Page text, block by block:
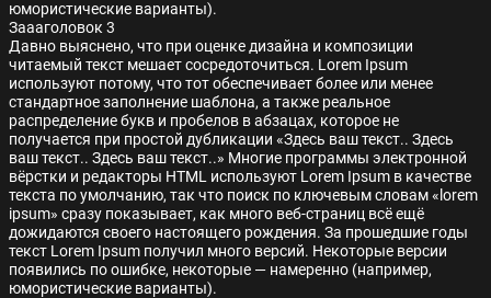
юмористические варианты).
Заааголовок 3
Давно выяснено, что при оценке дизайна и композиции
читаемый текст мешает сосредоточиться. Lorem Ipsum
используют потому, что тот обеспечивает более или менее
стандартное заполнение шаблона, а также реальное
распределение букв и пробелов в абзацах, которое не
получается при простой дубликации «Здесь ваш текст.. Здесь
ваш текст.. Здесь ваш текст..» Многие программы электронной
вёрстки и редакторы HTML используют Lorem Ipsum в качестве
текста по умолчанию, так что поиск по ключевым словам «lorem
ipsum» сразу показывает, как много веб-страниц всё ещё
дожидаются своего настоящего рождения. За прошедшие годы
текст Lorem Ipsum получил много версий. Некоторые версии
появились по ошибке, некоторые — намеренно (например,
юмористические варианты).